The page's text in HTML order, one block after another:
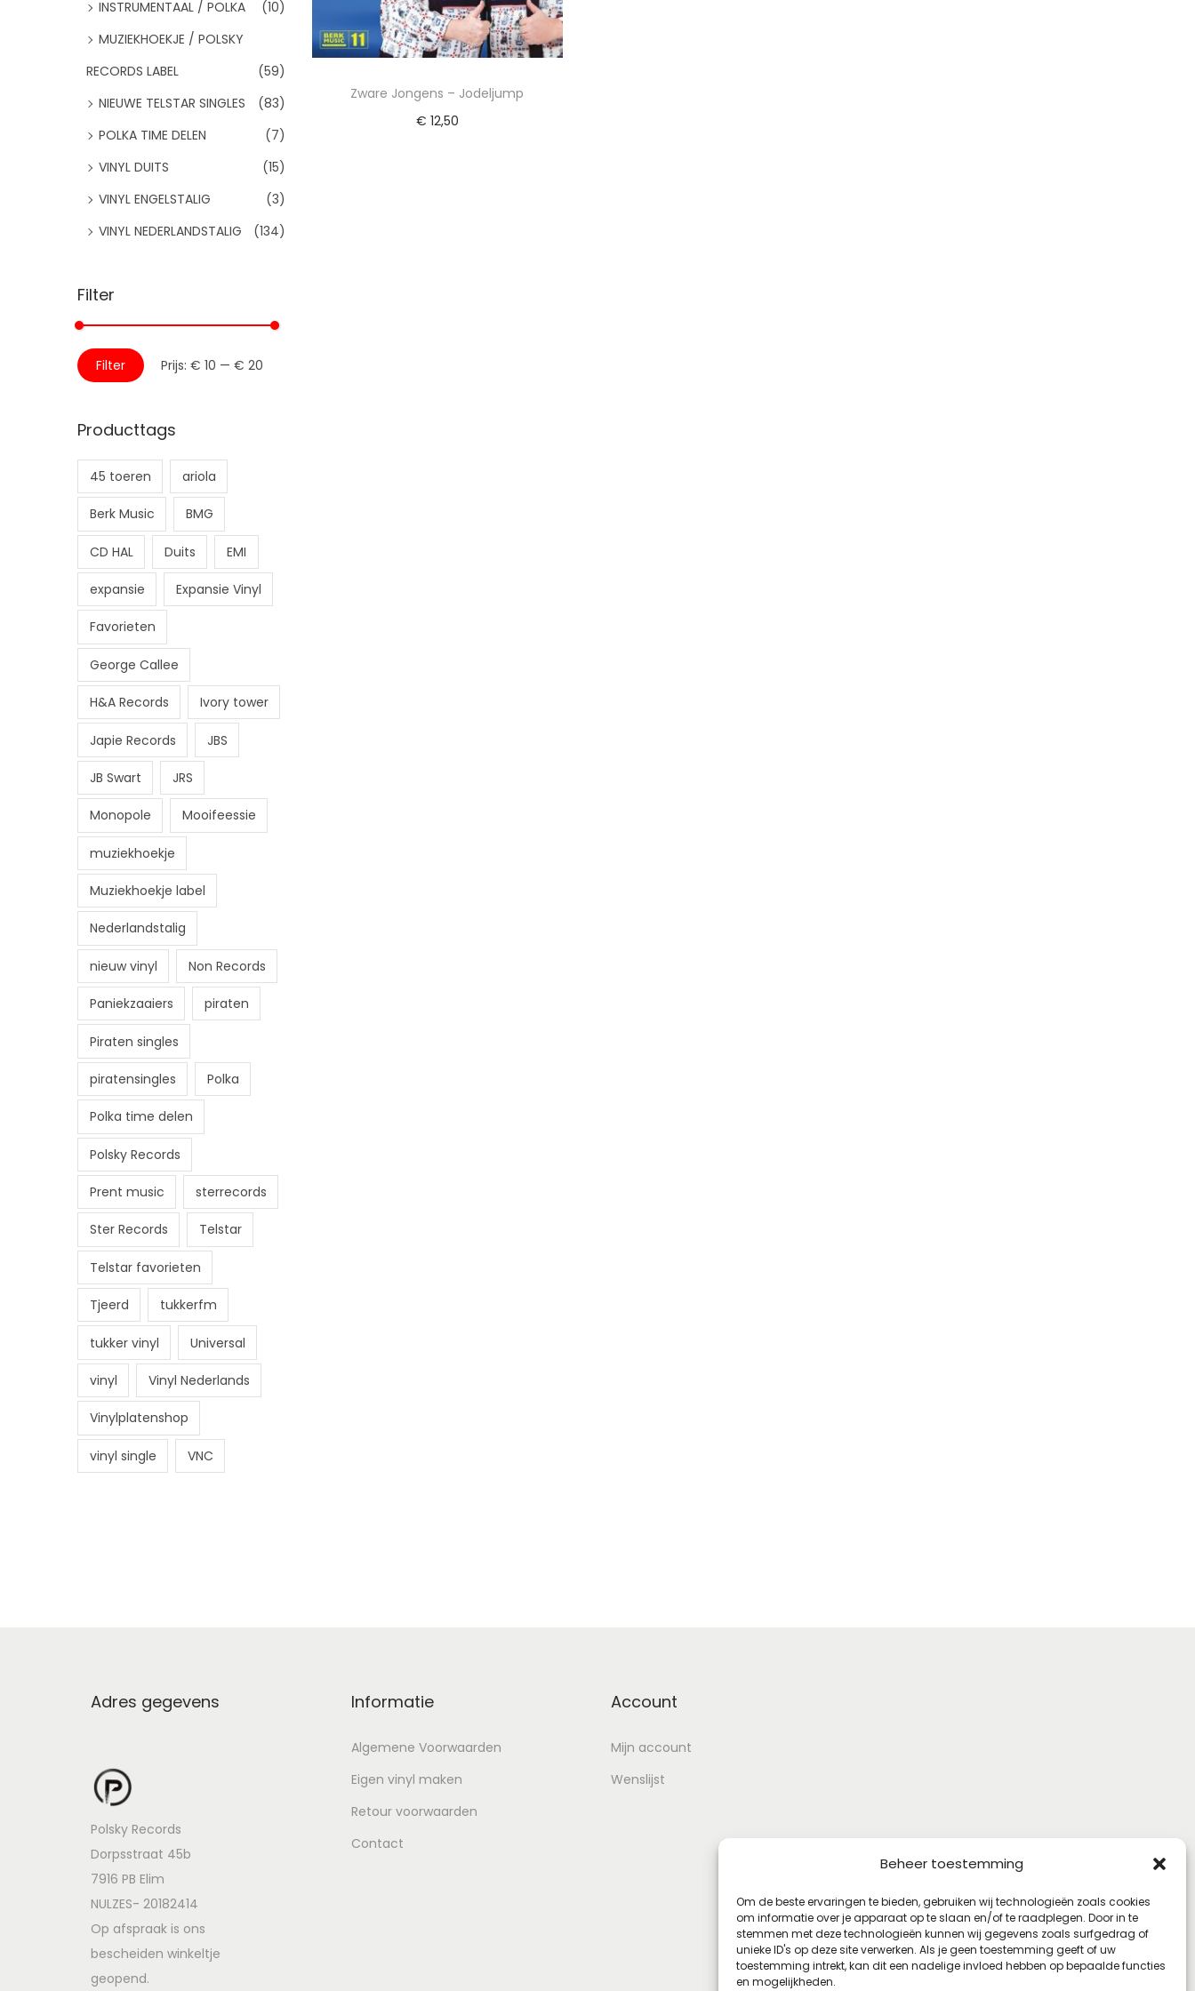
Beheer toestemming
Om de beste ervaringen te bieden, gebruiken wij technologieën zoals cookies
om informatie over je apparaat op te slaan en/of te raadplegen. Door in te
stemmen met deze technologieën kunnen wij gegevens zoals surfgedrag of
unieke ID's op deze site verwerken. Als je geen toestemming geeft of uw
toestemming intrekt, kan dit een nadelige invloed hebben op bepaalde functies
en mogelijkheden.
Zware Jongens – Jodeljump
€ 12,50
INSTRUMENTAAL / POLKA
(10)
MUZIEKHOEKJE / POLSKY
RECORDS LABEL
(59)
NIEUWE TELSTAR SINGLES
(83)
POLKA TIME DELEN
(7)
VINYL DUITS
(15)
VINYL ENGELSTALIG
(3)
VINYL NEDERLANDSTALIG
(134)
Filter
M
.
p
j
M
a
.
p
j
Filter Prijs: € 10 — € 20
Producttags
45 toeren ariola
Berk Music BMG
CD HAL Duits EMI
expansie Expansie Vinyl
Favorieten
George Callee
H&A Records Ivory tower
Japie Records JBS
JB Swart JRS
Monopole Mooifeessie
muziekhoekje
Muziekhoekje label
Nederlandstalig
nieuw vinyl Non Records
Paniekzaaiers piraten
Piraten singles
piratensingles Polka
Polka time delen
Polsky Records
Prent music sterrecords
Ster Records Telstar
Telstar favorieten
Tjeerd tukkerfm
tukker vinyl Universal
vinyl Vinyl Nederlands
Vinylplatenshop
vinyl single VNC
Adres gegevens
Polsky Records
Dorpsstraat 45b
7916 PB Elim
NULZES- 20182414
Op afspraak is ons
bescheiden winkeltje
geopend.
Informatie
Algemene Voorwaarden
Eigen vinyl maken
Retour voorwaarden
Contact
Account
Mijn account
Wenslijst